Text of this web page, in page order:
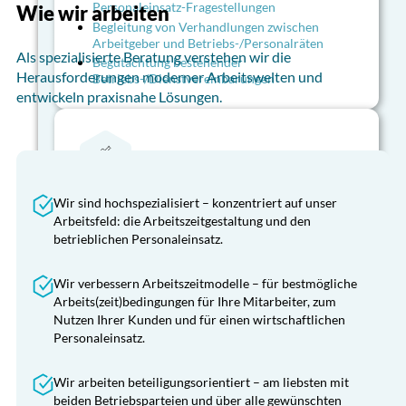
Abwesenheitssteuerung und
Ausfallzeitenmanagement
Konfliktlösung
Situationen durch externe Moderation auflösen
Vermittlung zwischen den Parteien
Objektivierung und Versachlichung von
Konflikten
Personaleinsatz-Fragestellungen
Begleitung von Verhandlungen zwischen
Arbeitgeber und Betriebs-/Personalräten
Begutachtung bestehender
Betriebs-/Dienstvereinbarungen
Konfliktlösung
Festgefahrene und konfliktreiche Personaleinsatz-
Unabhängige Objektivierung und
Versachlichung von Arbeitszeit-Themen
Sachverständige bzw. Beisitzer in
Einigungsstellen
Wie wir arbeiten
Als spezialisierte Beratung verstehen wir die
Herausforderungen moderner Arbeitswelten und
entwickeln praxisnahe Lösungen.
Wir sind hochspezialisiert – konzentriert auf unser
Arbeitsfeld: die Arbeitszeitgestaltung und den
betrieblichen Personaleinsatz.
Wir verbessern Arbeitszeitmodelle – für bestmögliche
Arbeits(zeit)bedingungen für Ihre Mitarbeiter, zum
Nutzen Ihrer Kunden und für einen wirtschaftlichen
Personaleinsatz.
Wir arbeiten beteiligungsorientiert – am liebsten mit
beiden Betriebsparteien und über alle gewünschten